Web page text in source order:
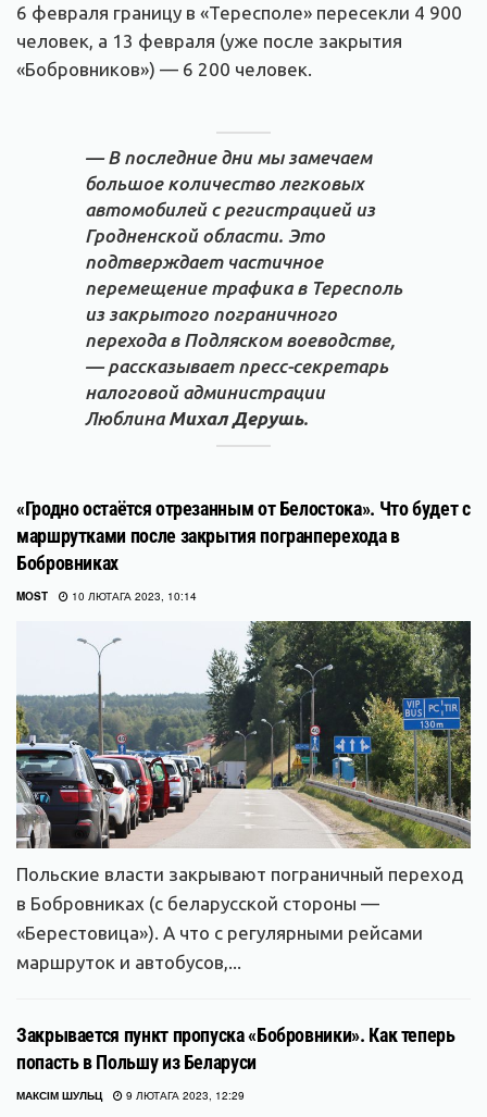
6 февраля границу в «Тересполе» пересекли 4 900
человек, а 13 февраля (уже после закрытия
«Бобровников») — 6 200 человек.
— В последние дни мы замечаем
большое количество легковых
автомобилей с регистрацией из
Гродненской области. Это
подтверждает частичное
перемещение трафика в Тересполь
из закрытого пограничного
перехода в Подляском воеводстве,
— рассказывает пресс-секретарь
налоговой администрации
Люблина Михал Дерушь.
«Гродно остаётся отрезанным от Белостока». Что будет с
маршрутками после закрытия погранперехода в
Бобровниках
MOST 10 ЛЮТАГА 2023, 10:14
Польские власти закрывают пограничный переход
в Бобровниках (с беларусской стороны —
«Берестовица»). А что с регулярными рейсами
маршруток и автобусов,...
Закрывается пункт пропуска «Бобровники». Как теперь
попасть в Польшу из Беларуси
МАКСІМ ШУЛЬЦ 9 ЛЮТАГА 2023, 12:29